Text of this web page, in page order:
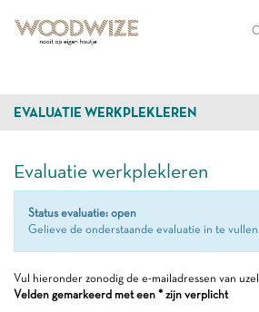
EVALUATIE WERKPLEKLEREN
Evaluatie werkplekleren
Status evaluatie: open
Gelieve de onderstaande evaluatie in te vullen.
Vul hieronder zonodig de e-mailadressen van
Velden gemarkeerd met een * zijn verplicht